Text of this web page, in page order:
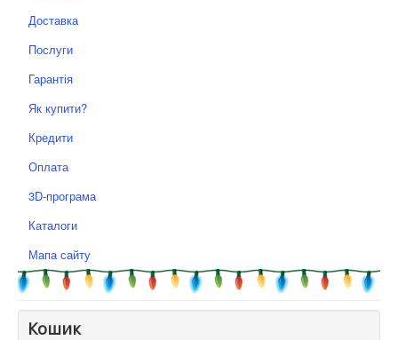
Доставка
Послуги
Гарантія
Як купити?
Кредити
Оплата
3D-програма
Каталоги
Мапа сайту
Кошик